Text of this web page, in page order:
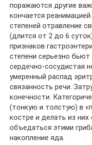
поражаются другие
кончается
степеней отравление
(длится от 2 до 6
признаков
степени серьезно бьют
сердечно-сосудистая
умеренный распад
связанность речи.
конечности.
(тонкую и толстую) в
костре и делать из
объедаться этими
накопление яда.